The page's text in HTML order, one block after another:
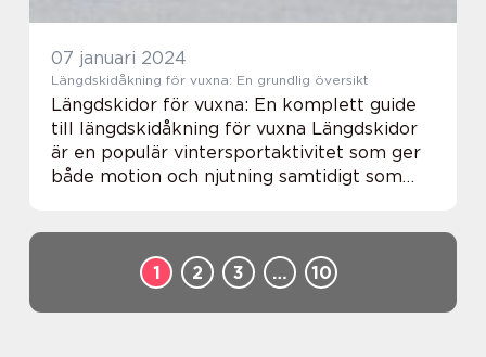
07 januari 2024
Längdskidåkning för vuxna: En grundlig översikt
Längdskidor för vuxna: En komplett guide
till längdskidåkning för vuxna Längdskidor
är en populär vintersportaktivitet som ger
både motion och njutning samtidigt som
1
2 3 … 10